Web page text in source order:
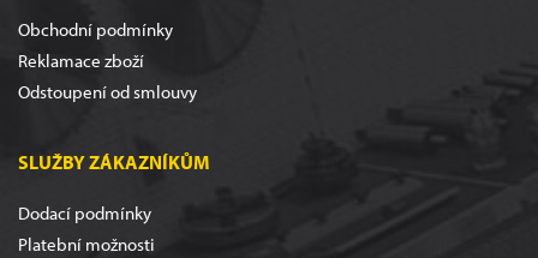
Obchodní podmínky
Reklamace zboží
Odstoupení od smlouvy
SLUŽBY ZÁKAZNÍKŮM
Dodací podmínky
Platební možnosti